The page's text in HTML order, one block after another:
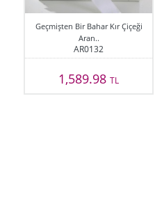
Geçmişten Bir Bahar Kır Çiçeği
Aran..
AR0132
1,589.98TL